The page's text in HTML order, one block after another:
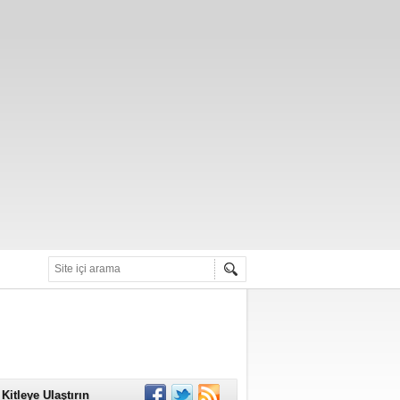
Güvenli
Ulaştırın